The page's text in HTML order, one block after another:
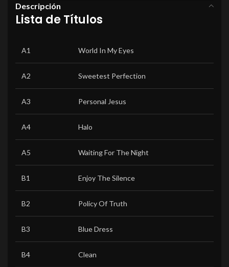
Descripción
Lista de Títulos
A1 World In My Eyes
A2 Sweetest Perfection
A3 Personal Jesus
A4 Halo
A5 Waiting For The Night
B1 Enjoy The Silence
B2 Policy Of Truth
B3 Blue Dress
B4 Clean